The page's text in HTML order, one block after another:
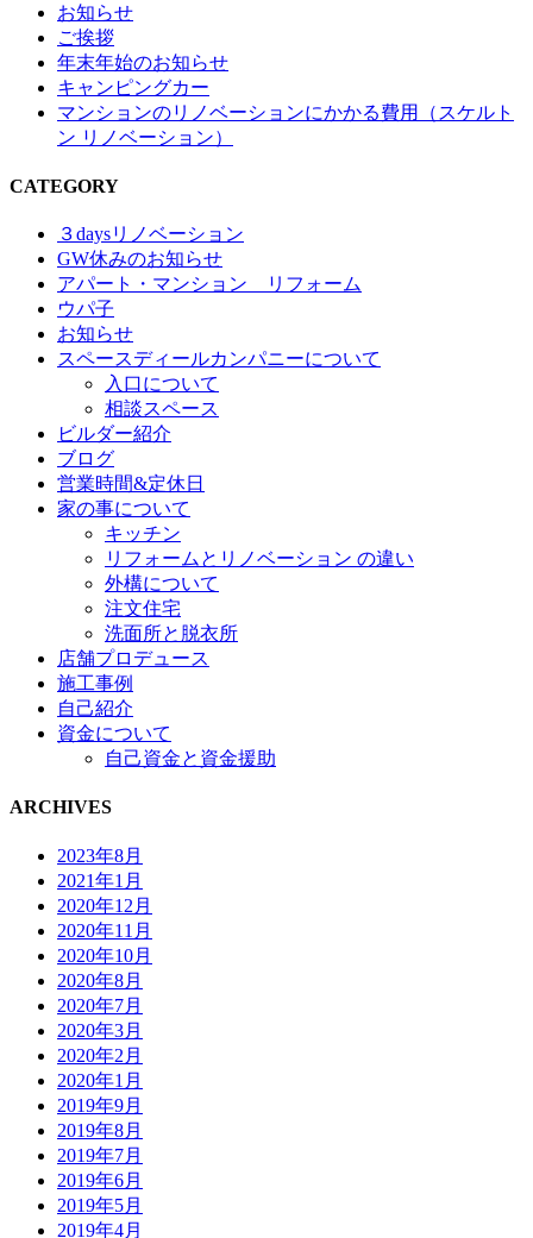
お知らせ
ご挨拶
年末年始のお知らせ
キャンピングカー
マンションのリノベーションにかかる費用（スケルト
ン リノベーション）
CATEGORY
３daysリノベーション
GW休みのお知らせ
アパート・マンション リフォーム
ウパ子
お知らせ
スペースディールカンパニーについて
入口について
相談スペース
ビルダー紹介
ブログ
営業時間&定休日
家の事について
キッチン
リフォームとリノベーション の違い
外構について
注文住宅
洗面所と脱衣所
店舗プロデュース
施工事例
自己紹介
資金について
自己資金と資金援助
ARCHIVES
2023年8月
2021年1月
2020年12月
2020年11月
2020年10月
2020年8月
2020年7月
2020年3月
2020年2月
2020年1月
2019年9月
2019年8月
2019年7月
2019年6月
2019年5月
2019年4月